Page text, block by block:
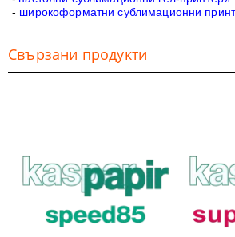
- широкоформатни сублимационни
Свързани продукти